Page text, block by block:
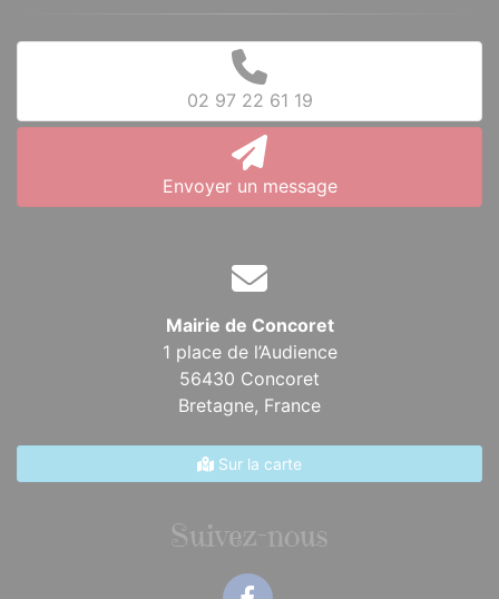
02 97 22 61 19
Envoyer un message
Mairie de Concoret
1 place de l’Audience
56430 Concoret
Bretagne, France
Sur la carte
Suivez-nous